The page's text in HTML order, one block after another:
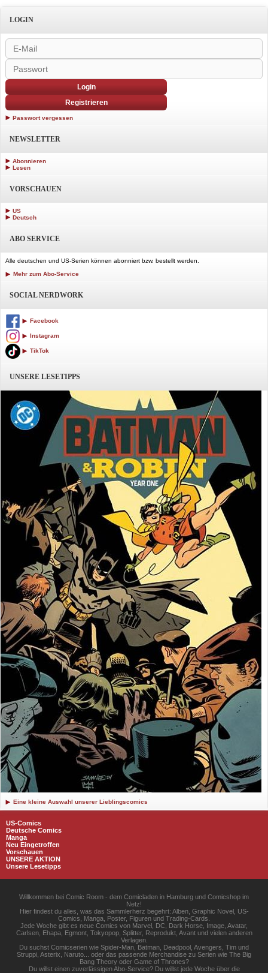
LOGIN
Login
Registrieren
Passwort vergessen
NEWSLETTER
Abonnieren
Lesen
VORSCHAUEN
US
Deutsch
ABO SERVICE
Alle deutschen und US-Serien können abonniert bzw. bestellt werden.
Mehr zum Abo-Service
SOCIAL NERDWORK
Facebook
Instagram
TikTok
UNSERE LESETIPPS
Eine kleine Auswahl unserer Lieblingscomics
US-Comics
Deutsche Comics
Manga
Neu Eingetroffen
Vorschauen
UNSERE AKTION
Unsere Lesetipps
Willkommen bei Comic Room - dem Comicladen in Hamburg und Comicshop im
Netz!
Hier findest du alles, was das Sammlerherz begehrt: Alben, Graphic Novel, US-
Comics, Manga, Poster, Figuren und Trading-Cards.
Jede Woche gibt es neue Comics von Marvel, DC, Dark Horse, Image, Avatar,
Carlsen, Ehapa, Egmont, Tokyopop, Splitter, Reprodukt, Avant und vielen anderen
Verlagen.
Du suchst Comicserien wie Spider-Man, Batman, Deadpool, Avengers, Tim und
Struppi, Asterix, Naruto... oder das passende Merchandise zu Serien wie The Big
Bang Theory oder Game of Thrones?
Du willst einen zuverlässigen Abo-Service? Du willst jede Woche über die